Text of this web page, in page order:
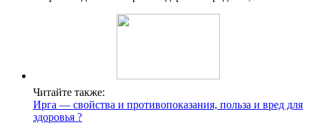
Читайте также:
Ирга — свойства и противопоказания, польза и вред для
здоровья ?